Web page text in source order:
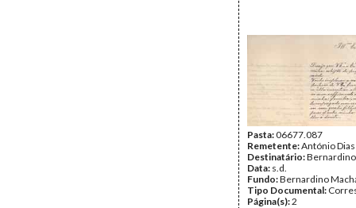
Pasta:06677.087
Remetente:António
Destinatário:
Data: s.d.
Fundo:Bernardino
Tipo Documental:
Página(s):2